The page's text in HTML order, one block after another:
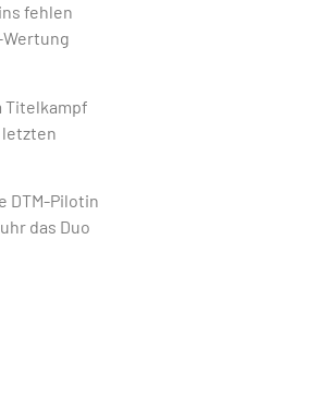
fehlen
Titelkampf
letzten
DTM-Pilotin
das Duo